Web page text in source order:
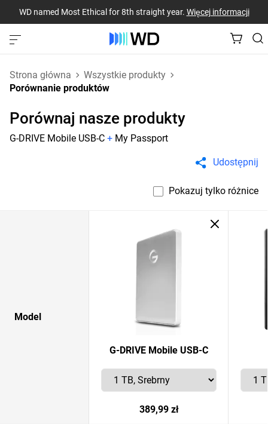
WD named Most Ethical for 8th straight year. Więcej informacji
Strona główna
Wszystkie produkty
Porównanie produktów
Porównaj nasze produkty
G-DRIVE Mobile USB-C + My Passport
Udostępnij
Pokazuj tylko różnice
Model
G-DRIVE Mobile USB-C
389,99 zł